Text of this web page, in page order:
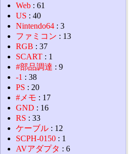
Web : 61
US : 40
Nintendo64 : 3
ファミコン : 13
RGB : 37
SCART : 1
#部品調達 : 9
-1 : 38
PS : 20
#メモ : 17
GND : 16
RS : 33
ケーブル : 12
SCPH-0150 : 1
AVアダプタ : 6